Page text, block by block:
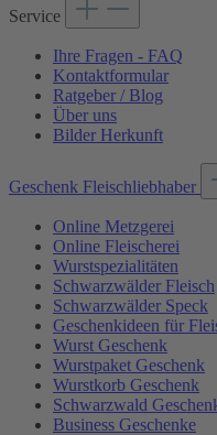
Service
Ihre Fragen - FAQ
Kontaktformular
Ratgeber / Blog
Über uns
Bilder Herkunft
Geschenk Fleischliebhaber
Online Metzgerei
Online Fleischerei
Wurstspezialitäten
Schwarzwälder Fleisch
Schwarzwälder Speck
Geschenkideen für
Wurst Geschenk
Wurstpaket Geschenk
Wurstkorb Geschenk
Schwarzwald
Business Geschenke